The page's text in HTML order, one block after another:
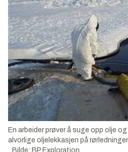
En arbeider prøver å suge opp olje
alvorlige oljelekkasjen på
Bilde: BP Exploration